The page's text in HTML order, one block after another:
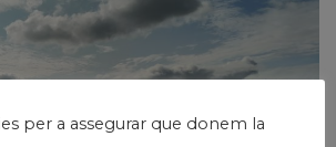
per a assegurar que donem la